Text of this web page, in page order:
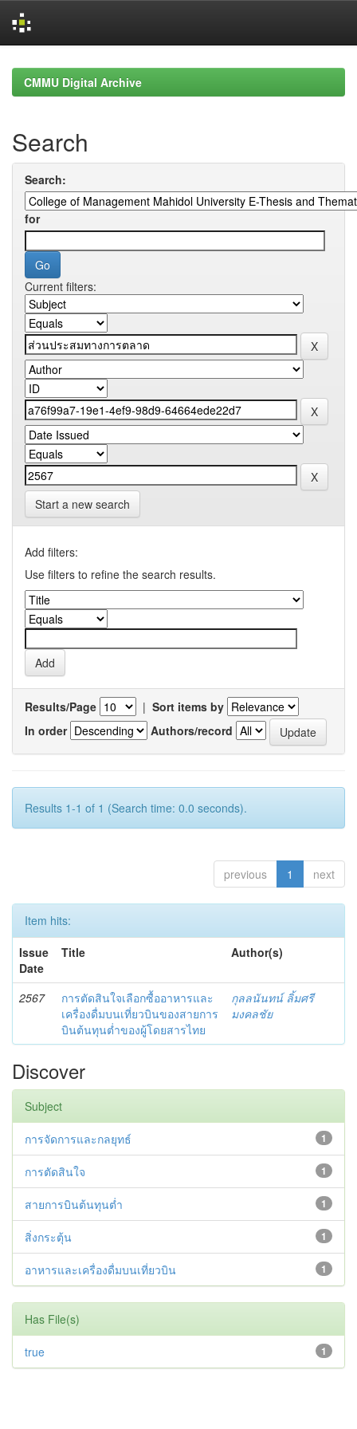
navigationCMMU Digital Archive
Search
Search:
for
Current filters:
Start a new search
Add filters:
Use filters to refine the search results.
Results/Page | Sort items by
In order
Authors/record
Results 1-1 of 1 (Search time: 0.0 seconds).
previous 1 next
Item hits:
Issue
Date
Title Author(s)
2567
การตัดสินใจเลือกซื้ออาหารและ
เครื่องดื่มบนเที่ยวบินของสายการ
บินต้นทุนต่ำของผู้โดยสารไทย
กุลลนันทน์ ลิ้มศรี
มงคลชัย
Discover
Subject
1
การจัดการและกลยุทธ์
1
การตัดสินใจ
1
สายการบินต้นทุนต่ำ
1
สิ่งกระตุ้น
1
อาหารและเครื่องดื่มบนเที่ยวบิน
Has File(s)
1
true